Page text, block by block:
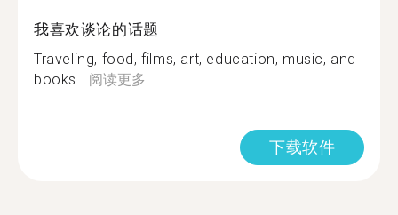
我喜欢谈论的话题
Traveling, food, films, art, education, music, and
books... 阅读更多
下载软件